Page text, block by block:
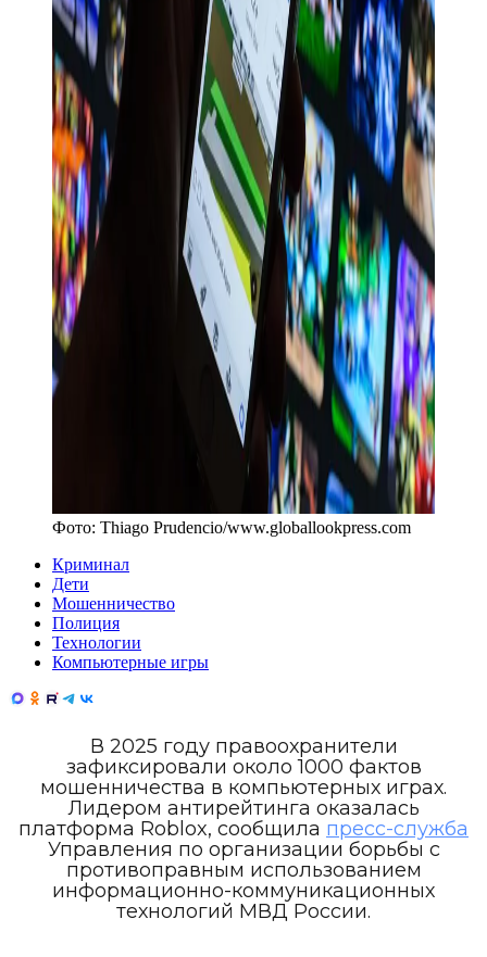
Фото: Thiago Prudencio/www.globallookpress.com
Криминал
Дети
Мошенничество
Полиция
Технологии
Компьютерные игры
В 2025 году правоохранители
зафиксировали около 1000 фактов
мошенничества в компьютерных играх.
Лидером антирейтинга оказалась
платформа Roblox, сообщила пресс-служба
Управления по организации борьбы с
противоправным использованием
информационно-коммуникационных
технологий МВД России.